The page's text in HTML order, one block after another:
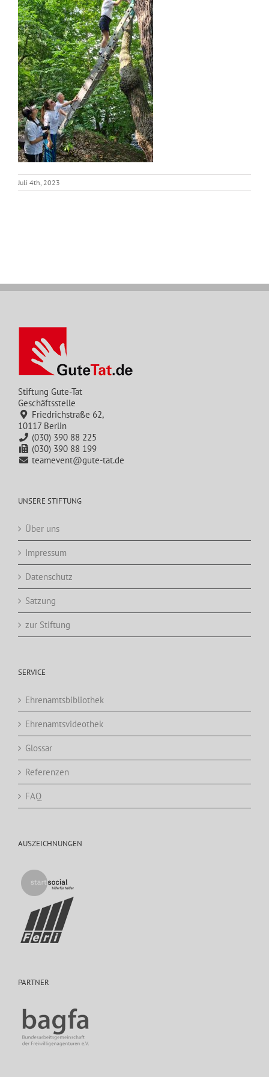
Juli 4th, 2023
Stiftung Gute-Tat
Geschäftsstelle
Friedrichstraße 62,
10117 Berlin
(030) 390 88 225
(030) 390 88 199
teamevent@gute-tat.de
UNSERE STIFTUNG
Über uns
Impressum
Datenschutz
Satzung
zur Stiftung
SERVICE
Ehrenamtsbibliothek
Ehrenamtsvideothek
Glossar
Referenzen
FAQ
AUSZEICHNUNGEN
PARTNER